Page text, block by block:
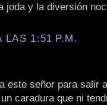
joda y la diversión
LAS 1:51 P.M.
este señor para salir
caradura que ni